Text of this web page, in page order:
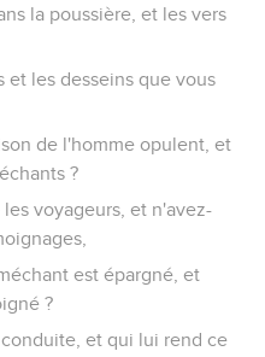
la poussière, et les vers
et les desseins que vous
de l'homme opulent, et
?
voyageurs, et n'avez-
est épargné, et
?
et qui lui rend ce